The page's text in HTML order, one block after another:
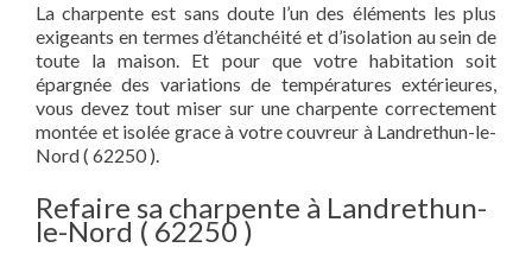
La charpente est sans doute l’un des éléments les plus
exigeants en termes d’étanchéité et d’isolation au sein de
toute la maison. Et pour que votre habitation soit
épargnée des variations de températures extérieures,
vous devez tout miser sur une charpente correctement
montée et isolée grace à votre couvreur à Landrethun-le-
Nord ( 62250 ).
Refaire sa charpente à Landrethun-
le-Nord ( 62250 )